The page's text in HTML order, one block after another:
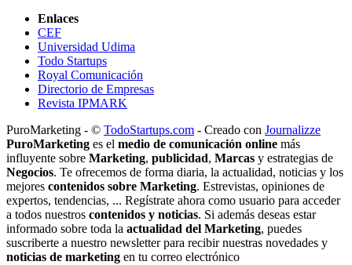
Enlaces
CEF
Universidad Udima
Todo Startups
Royal Comunicación
Directorio de Empresas
Revista IPMARK
PuroMarketing - © TodoStartups.com - Creado con Journalizze
PuroMarketing es el medio de comunicación online más
influyente sobre Marketing, publicidad, Marcas y estrategias de
Negocios. Te ofrecemos de forma diaria, la actualidad, noticias y los
mejores contenidos sobre Marketing. Estrevistas, opiniones de
expertos, tendencias, ... Regístrate ahora como usuario para acceder
a todos nuestros contenidos y noticias. Si además deseas estar
informado sobre toda la actualidad del Marketing, puedes
suscriberte a nuestro newsletter para recibir nuestras novedades y
noticias de marketing en tu correo electrónico